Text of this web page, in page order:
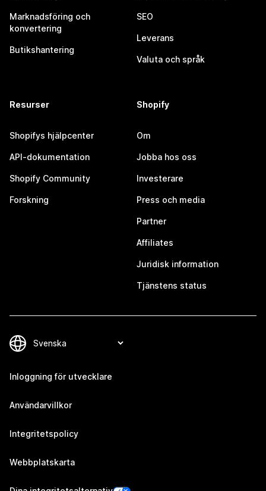
Marknadsföring och
konvertering
Butikshantering
SEO
Leverans
Valuta och språk
Resurser
Shopifys hjälpcenter
API-dokumentation
Shopify Community
Forskning
Shopify
Om
Jobba hos oss
Investerare
Press och media
Partner
Affiliates
Juridisk information
Tjänstens status
Inloggning för utvecklare
Användarvillkor
Integritetspolicy
Webbplatskarta